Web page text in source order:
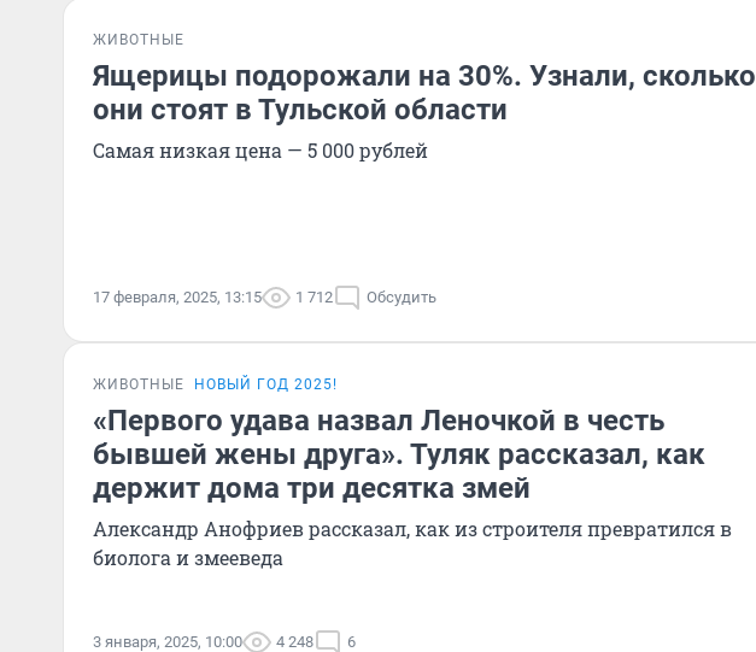
ЖИВОТНЫЕ
Ящерицы подорожали на 30%. Узнали, сколько
они стоят в Тульской области
Самая низкая цена — 5 000 рублей
17 февраля, 2025, 13:15 1 712 Обсудить
ЖИВОТНЫЕ НОВЫЙ ГОД 2025!
«Первого удава назвал Леночкой в честь
бывшей жены друга». Туляк рассказал, как
держит дома три десятка змей
Александр Анофриев рассказал, как из строителя превратился в
биолога и змееведа
3 января, 2025, 10:00 4 248 6